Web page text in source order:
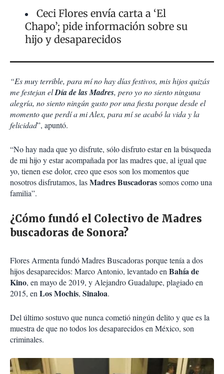
Ceci Flores envía carta a ‘El
Chapo’; pide información sobre su
hijo y desaparecidos
“Es muy terrible, para mí no hay días festivos, mis hijos quizás
me festejan elDía de las Madres, pero yo no siento ninguna
alegría, no siento ningún gusto por una fiesta porque desde el
momento que perdí a mi Alex, para mí se acabó la vida y la
felicidad”, apuntó.
“No hay nada que yo disfrute, sólo disfruto estar en la búsqueda
de mi hijo y estar acompañada por las madres que, al igual que
yo, tienen ese dolor, creo que esos son los momentos que
nosotros disfrutamos, lasMadres Buscadorassomos como una
familia”.
¿Cómo fundó el Colectivo de Madres
buscadoras de Sonora?
Flores Armenta fundó Madres Buscadoras porque tenía a dos
hijos desaparecidos: Marco Antonio, levantado enBahía de
Kino, en mayo de 2019, y Alejandro Guadalupe, plagiado en
2015, enLos Mochis, Sinaloa.
Del último sostuvo que nunca cometió ningún delito y que es la
muestra de que no todos los desaparecidos en México, son
criminales.